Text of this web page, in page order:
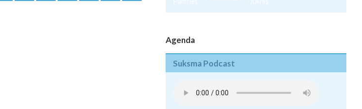
Pamflet Juknis
Agenda
Suksma Podcast